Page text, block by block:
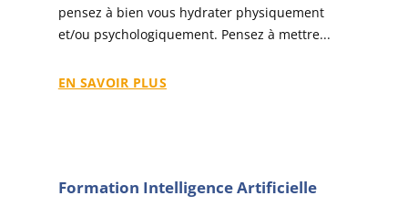
pensez à bien vous hydrater physiquement
et/ou psychologiquement. Pensez à mettre...
EN SAVOIR PLUS
Formation Intelligence Artificielle